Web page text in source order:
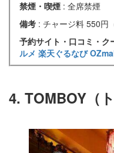
禁煙・喫煙 : 全席禁煙
備考 : チャージ料 550円
予約サイト・口コミ・ク
ルメ 楽天ぐるなび
4. TOMBOY（